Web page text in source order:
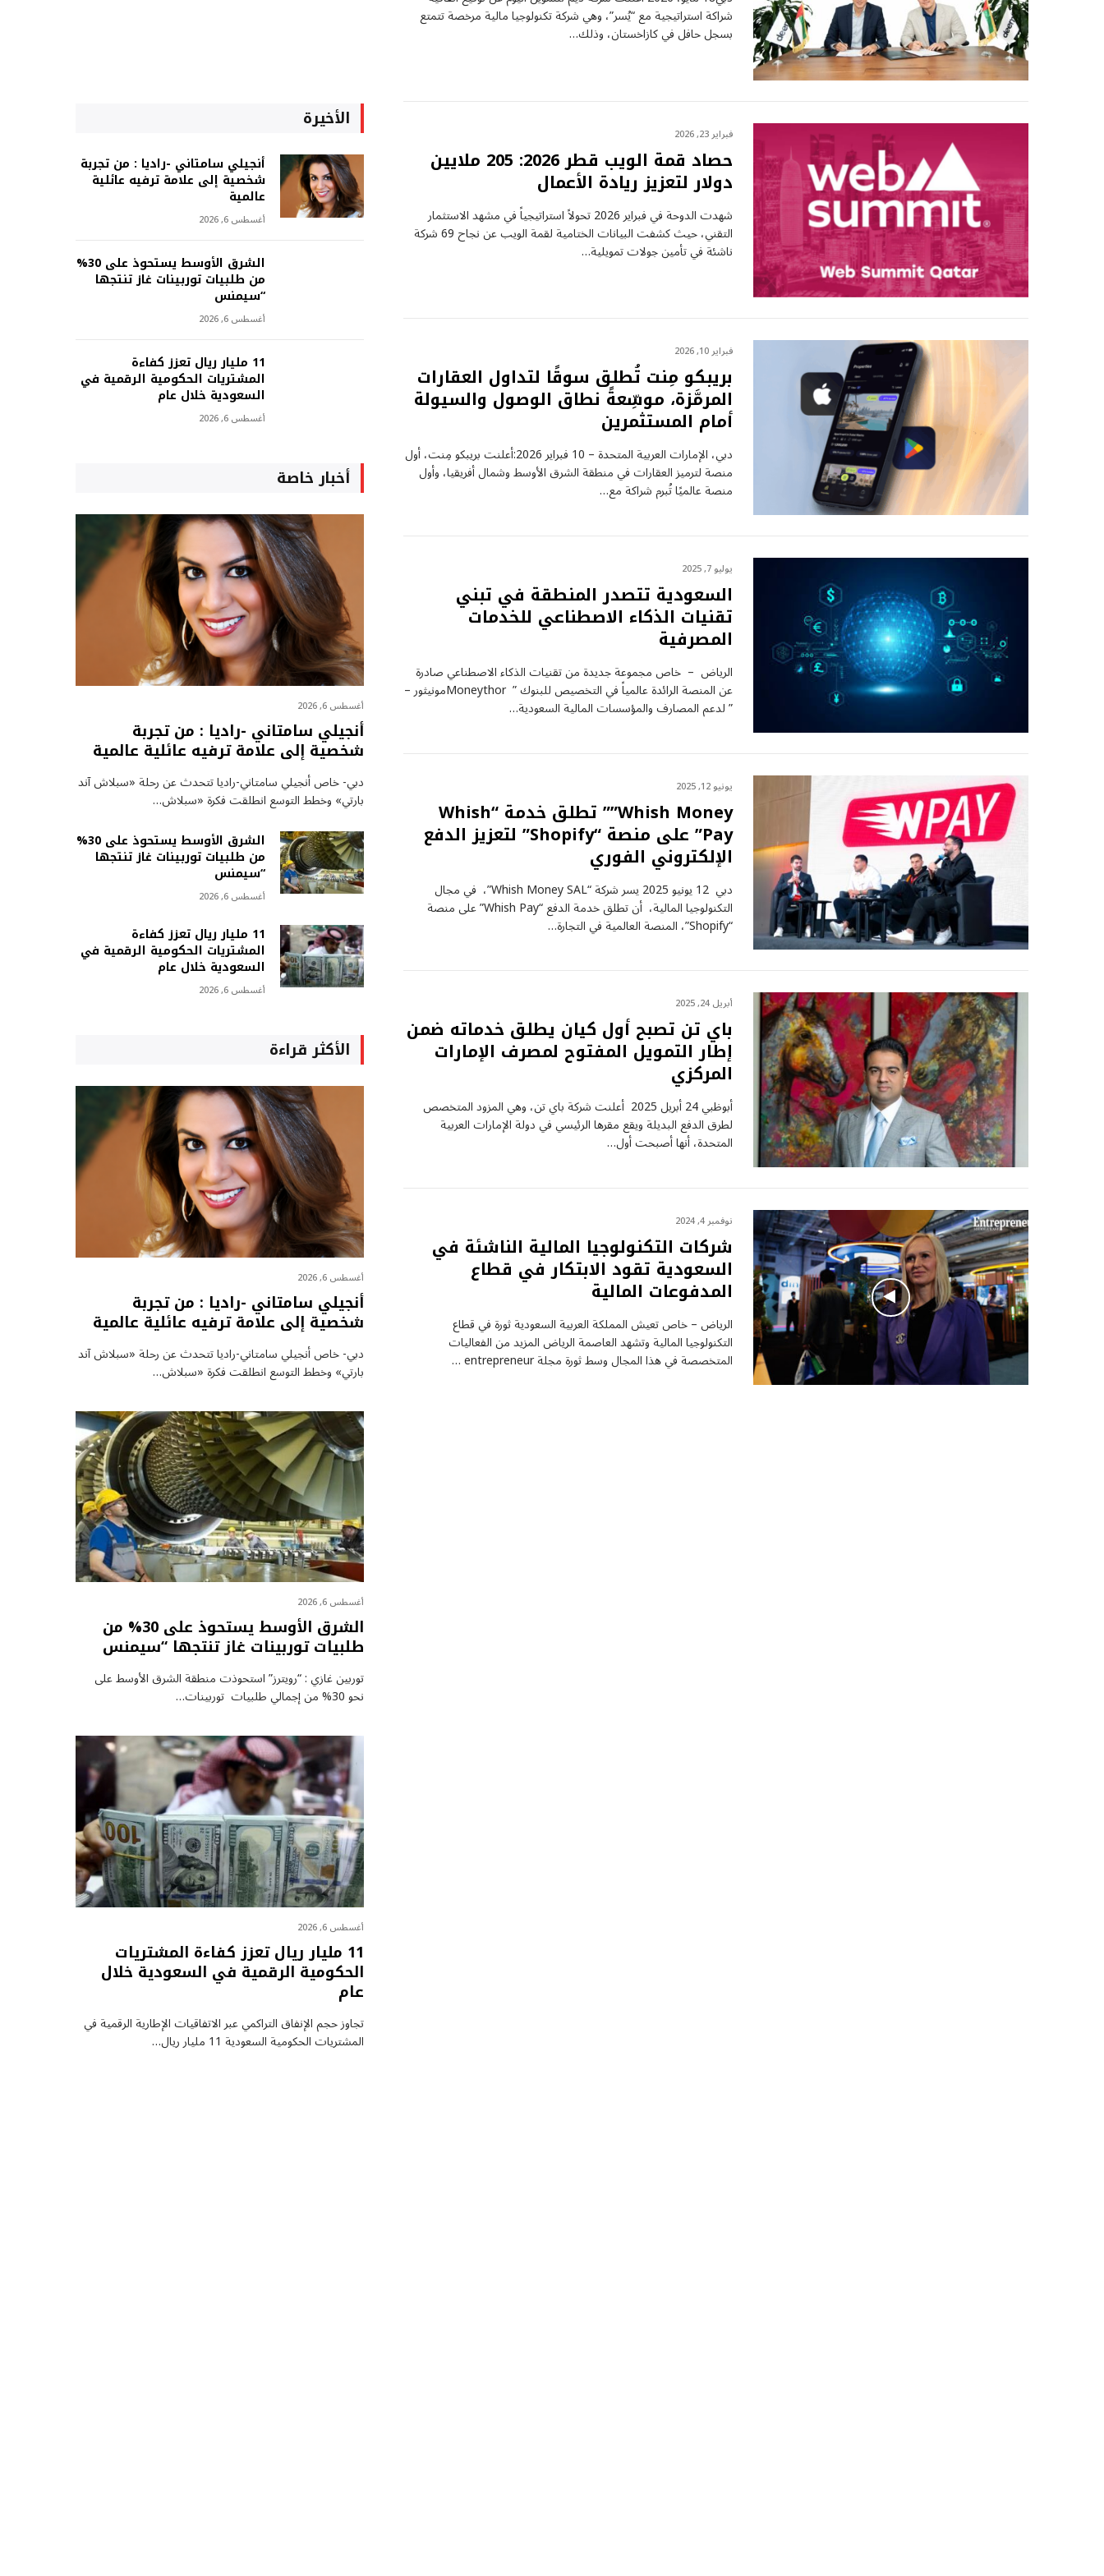
شراكة استراتيجية مع “يُسر”، وهي شركة تكنولوجيا مالية مرخصة تتمتع
بسجل حافل في كازاخستان، وذلك…
فبراير 23, 2026
حصاد قمة الويب قطر 2026: 205 ملايين
دولار لتعزيز ريادة الأعمال
شهدت الدوحة في فبراير 2026 تحولاً استراتيجياً في مشهد الاستثمار
التقني، حيث كشفت البيانات الختامية لقمة الويب عن نجاح 69 شركة
ناشئة في تأمين جولات تمويلية…
فبراير 10, 2026
بريبكو مِنت تُطلق سوقًا لتداول العقارات
المرمَّزة، موسِّعةً نطاق الوصول والسيولة
أمام المستثمرين
دبي، الإمارات العربية المتحدة – 10 فبراير 2026:أعلنت بريبكو مِنت، أول
منصة لترميز العقارات في منطقة الشرق الأوسط وشمال أفريقيا، وأول
منصة عالميًا تُبرم شراكة مع…
يوليو 7, 2025
السعودية تتصدر المنطقة في تبني
تقنيات الذكاء الاصطناعي للخدمات
المصرفية
الرياض – خاص مجموعة جديدة من تقنيات الذكاء الاصطناعي صادرة
عن المنصة الرائدة عالمياً في التخصيص للبنوك ” Moneythorمونيثور –
” لدعم المصارف والمؤسسات المالية السعودية…
يونيو 12, 2025
Whish Money”” تطلق خدمة “Whish
Pay” على منصة “Shopify” لتعزيز الدفع
الإلكتروني الفوري
دبي 12 يونيو 2025 يسر شركة “Whish Money SAL”، في مجال
التكنولوجيا المالية، أن تطلق خدمة الدفع “Whish Pay” على منصة
“Shopify”، المنصة العالمية في التجارة…
أبريل 24, 2025
باي تن تصبح أول كيان يطلق خدماته ضمن
إطار التمويل المفتوح لمصرف الإمارات
المركزي
أبوظبي 24 أبريل 2025 أعلنت شركة باي تن، وهي المزود المتخصص
لطرق الدفع البديلة ويقع مقرها الرئيسي في دولة الإمارات العربية
المتحدة، أنها أصبحت أول…
نوفمبر 4, 2024
شركات التكنولوجيا المالية الناشئة في
السعودية تقود الابتكار في قطاع
المدفوعات المالية
الرياض – خاص تعيش المملكة العربية السعودية ثورة في قطاع
التكنولوجيا المالية وتشهد العاصمة الرياض المزيد من الفعاليات
المتخصصة في هذا المجال وسط ثورة مجلة entrepreneur …
الأخيرة
أنجيلي سامتاني -راديا : من تجربة
شخصية إلى علامة ترفيه عائلية
عالمية
أغسطس 6, 2026
الشرق الأوسط يستحوذ على 30%
من طلبيات توربينات غاز تنتجها
“سيمنس
أغسطس 6, 2026
11 مليار ريال تعزز كفاءة
المشتريات الحكومية الرقمية في
السعودية خلال عام
أغسطس 6, 2026
أخبار خاصة
أغسطس 6, 2026
أنجيلي سامتاني -راديا : من تجربة
شخصية إلى علامة ترفيه عائلية عالمية
دبي- خاص أنجيلي سامتاني-راديا تتحدث عن رحلة «سبلاش آند
بارتي» وخطط التوسع انطلقت فكرة «سبلاش…
الشرق الأوسط يستحوذ على 30%
من طلبيات توربينات غاز تنتجها
“سيمنس
أغسطس 6, 2026
11 مليار ريال تعزز كفاءة
المشتريات الحكومية الرقمية في
السعودية خلال عام
أغسطس 6, 2026
الأكثر قراءة
أغسطس 6, 2026
أنجيلي سامتاني -راديا : من تجربة
شخصية إلى علامة ترفيه عائلية عالمية
دبي- خاص أنجيلي سامتاني-راديا تتحدث عن رحلة «سبلاش آند
بارتي» وخطط التوسع انطلقت فكرة «سبلاش…
أغسطس 6, 2026
الشرق الأوسط يستحوذ على 30% من
طلبيات توربينات غاز تنتجها “سيمنس
توربين غازي : “رويترز” استحوذت منطقة الشرق الأوسط على
نحو 30% من إجمالي طلبيات توربينات…
أغسطس 6, 2026
11 مليار ريال تعزز كفاءة المشتريات
الحكومية الرقمية في السعودية خلال
عام
تجاوز حجم الإنفاق التراكمي عبر الاتفاقيات الإطارية الرقمية في
المشتريات الحكومية السعودية 11 مليار ريال…